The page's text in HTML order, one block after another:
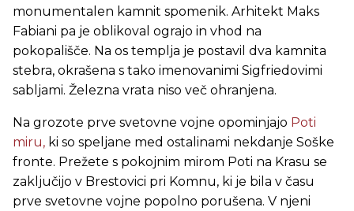
monumentalen kamnit spomenik. Arhitekt Maks
Fabiani pa je oblikoval ograjo in vhod na
pokopališče. Na os templja je postavil dva kamnita
stebra, okrašena s tako imenovanimi Sigfriedovimi
sabljami. Železna vrata niso več ohranjena.
Na grozote prve svetovne vojne opominjajo Poti
miru, ki so speljane med ostalinami nekdanje Soške
fronte. Prežete s pokojnim mirom Poti na Krasu se
zaključijo v Brestovici pri Komnu, ki je bila v času
prve svetovne vojne popolno porušena. V njeni